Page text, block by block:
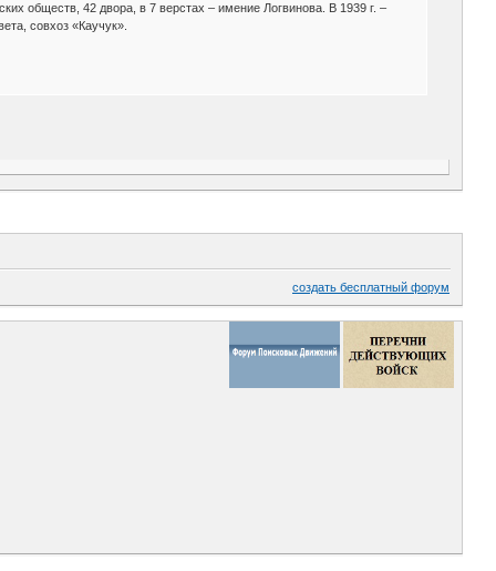
обществ, 42 двора, в 7 верстах – имение Логвинова. В 1939 г. –
совхоз «Каучук».
создать бесплатный форум